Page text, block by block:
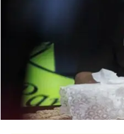
relatif
lebih
murah
dari
Koran